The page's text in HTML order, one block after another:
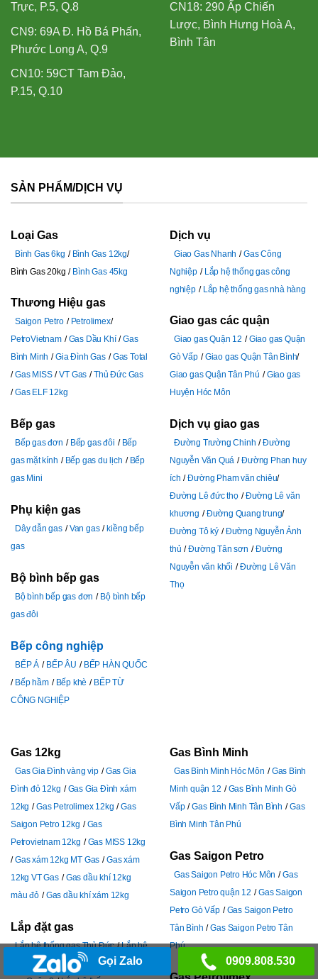
Trực, P.5, Q.8
CN9: 69A Đ. Hồ Bá Phấn,
Phước Long A, Q.9
CN10: 59CT Tam Đảo,
P.15, Q.10
CN18: 290 Ấp Chiến
Lược, Bình Hưng Hoà A,
Bình Tân
SẢN PHẨM/DỊCH VỤ
Loại Gas
Bình Gas 6kg
Bình Gas 12kg
Bình Gas 20kg
Bình Gas 45kg
Thương Hiệu gas
Saigon Petro
Petrolimex
PetroVietnam
Gas Dầu Khí
Gas
Bình Minh
Gia Đình Gas
Gas Total
Gas MISS
VT Gas
Thủ Đức Gas
Gas ELF 12kg
Bếp gas
Bếp gas đơn Bếp gas đôi
Bếp
gas mặt kính
Bếp gas du lịch
Bếp
gas Mini
Phụ kiện gas
Dây dẫn gas Van gas
kiềng bếp
gas
Bộ bình bếp gas
Bộ bình bếp gas đơn
Bộ bình bếp
gas đôi
Bếp công nghiệp
BẾP Á BẾP ÂU
BẾP HÀN QUỐC
Bếp hầm
Bếp khè
BẾP TỪ
CÔNG NGHIỆP
Dịch vụ
Giao Gas Nhanh
Gas Công
Nghiệp
Lắp hệ thống gas công
nghiệp
Lắp hệ thống gas nhà hàng
Giao gas các quận
Giao gas Quận 12
Giao gas Quận
Gò Vấp
Giao gas Quận Tân Bình
Giao gas Quận Tân Phú
Giao gas
Huyện Hóc Môn
Dịch vụ giao gas
Đường Trường Chinh
Đường
Nguyễn Văn Quá
Đường Phan huy
ích
Đường Pham văn chiêu
Đường Lê đức thọ
Đường Lê văn
khương
Đường Quang trung
Đường Tô ký
Đường Nguyễn Ảnh
thủ
Đường Tân sơn
Đường
Nguyễn văn khối
Đường Lê Văn
Thọ
Gas 12kg
Gas Gia Đình vàng vip
Gas Gia
Đình đỏ 12kg
Gas Gia Đình xám
12kg
Gas Petrolimex 12kg
Gas
Saigon Petro 12kg
Gas
Petrovietnam 12kg
Gas MISS 12kg
Gas xám 12kg MT Gas
Gas xám
12kg VT Gas
Gas dầu khí 12kg
màu đỏ
Gas dầu khí xám 12kg
Lắp đặt gas
Lắp hệ thống gas Thủ Đức
Lắp hệ
thống gas Quận 1
Lắp hệ thống
Gas Bình Minh
Gas Bình Minh Hóc Môn
Gas Bình
Minh quận 12
Gas Bình Minh Gò
Vấp
Gas Bình Minh Tân Bình
Gas
Bình Minh Tân Phú
Gas Saigon Petro
Gas Saigon Petro Hóc Môn
Gas
Saigon Petro quận 12
Gas Saigon
Petro Gò Vấp
Gas Saigon Petro
Tân Bình
Gas Saigon Petro Tân
Phú
Gọi Zalo 0909.808.530